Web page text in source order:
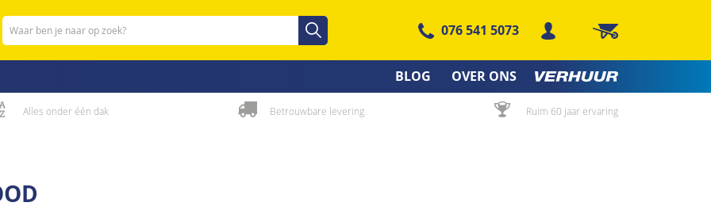
Zoeken Zoeken
076 541 5073 Winkelwagen
BLOG OVER ONS
Alles onder één dak Betrouwbare levering Ruim 60 jaar ervaring